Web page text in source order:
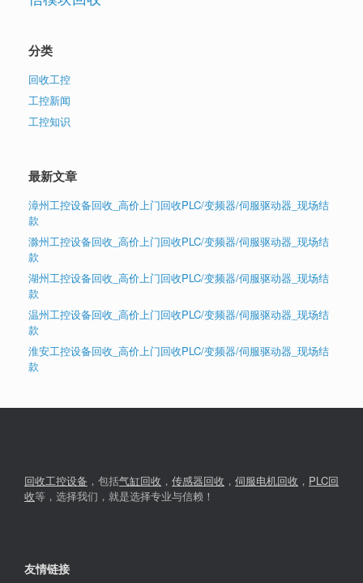
分类
回收工控
工控新闻
工控知识
最新文章
漳州工控设备回收_高价上门回收PLC/变频器/伺服驱动器_现场结
款
滁州工控设备回收_高价上门回收PLC/变频器/伺服驱动器_现场结
款
湖州工控设备回收_高价上门回收PLC/变频器/伺服驱动器_现场结
款
温州工控设备回收_高价上门回收PLC/变频器/伺服驱动器_现场结
款
淮安工控设备回收_高价上门回收PLC/变频器/伺服驱动器_现场结
款
回收工控设备 ，包括气缸回收 ， 传感器回收 ， 伺服电机回收 ， PLC回
收等，选择我们，就是选择专业与信赖！
友情链接